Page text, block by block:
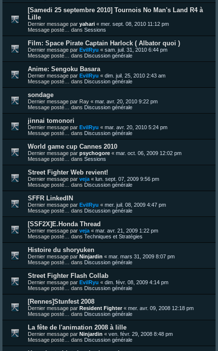
[Samedi 25 septembre 2010] Tournois No Man's Land R4 à
Lille
Dernier message par yahari « mer. sept. 08, 2010 11:12 pm
Message posté… dans Sessions
Film: Space Pirate Captain Harlock ( Albator quoi )
Dernier message par EvilRyu « sam. juil. 31, 2010 6:44 pm
Message posté… dans Discussion générale
Anime: Sengoku Basara
Dernier message par EvilRyu « dim. juil. 25, 2010 2:43 am
Message posté… dans Discussion générale
sondage
Dernier message par Ray « mar. avr. 20, 2010 9:22 pm
Message posté… dans Discussion générale
jinnai tomonori
Dernier message par EvilRyu « mar. avr. 20, 2010 5:24 pm
Message posté… dans Discussion générale
World game cup Cannes 2010
Dernier message par psychogore « mar. oct. 06, 2009 12:02 pm
Message posté… dans Sessions
Street Fighter Web revient!
Dernier message par veja « lun. sept. 07, 2009 9:56 pm
Message posté… dans Discussion générale
SFFR LinkedIN
Dernier message par EvilRyu « mer. juil. 08, 2009 4:47 pm
Message posté… dans Discussion générale
[SSF2X]E.Honda Thread
Dernier message par veja « mar. avr. 21, 2009 1:22 pm
Message posté… dans Techniques et Stratégies
Histoire du shoryuken
Dernier message par Ninjardin « mar. mars 31, 2009 8:07 pm
Message posté… dans Discussion générale
Street Fighter Flash Collab
Dernier message par EvilRyu « dim. févr. 08, 2009 4:14 pm
Message posté… dans Discussion générale
[Rennes]Stunfest 2008
Dernier message par Resident Fighter« mer. avr. 09, 2008 12:18 pm
Message posté… dans Discussion générale
La fête de l'animation 2008 à lille
Dernier message par Ninjardin « ven. févr. 29, 2008 8:48 pm
Message posté… dans Discussion générale